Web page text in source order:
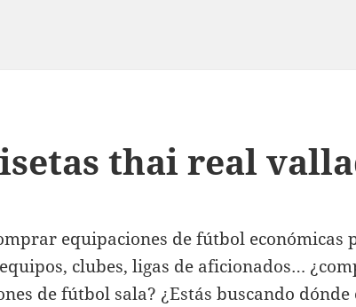
thai real
equipaciones de fútbol económicas
clubes, ligas de aficionados…
de fútbol sala? ¿Estás buscando